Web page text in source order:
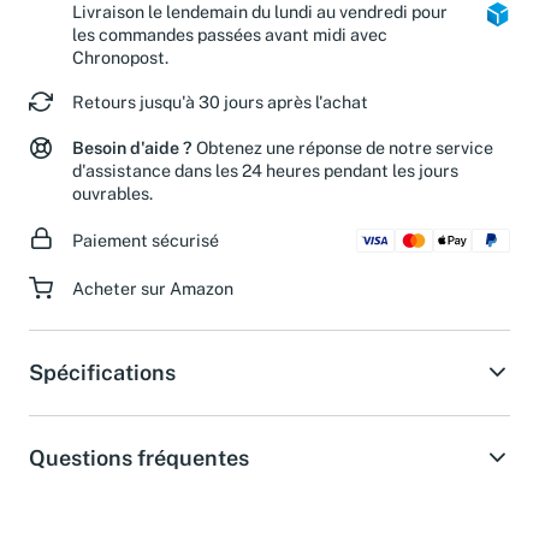
Livraison le lendemain du lundi au vendredi pour
les commandes passées avant midi avec
Chronopost.
Retours jusqu'à 30 jours après l'achat
Besoin d'aide ? Obtenez une réponse de notre service
d'assistance dans les 24 heures pendant les jours
ouvrables.
Paiement sécurisé
Acheter sur Amazon
Spécifications
Questions fréquentes